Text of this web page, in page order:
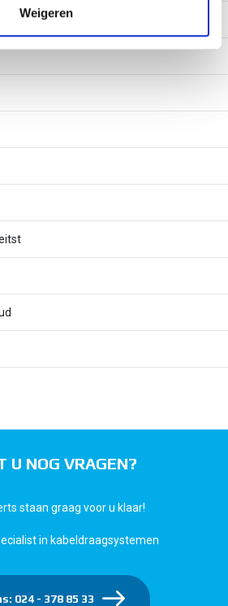
Weigeren
U NOG VRAGEN?
staan graag voor u klaar!
in kabeldraagsystemen
024 - 378 85 33